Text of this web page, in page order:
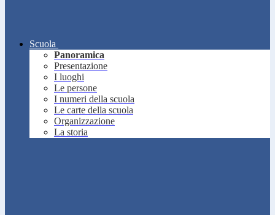
Scuola
Panoramica
Presentazione
I luoghi
Le persone
I numeri della scuola
Le carte della scuola
Organizzazione
La storia